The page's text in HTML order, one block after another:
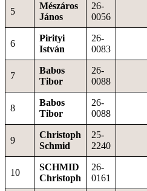
5
Mészáros
János
26-
0056
6
Pirityi
István
26-
0083
7
Babos
Tibor
26-
0088
8
Babos
Tibor
26-
0088
9
Christoph
Schmid
25-
2240
10
SCHMID
Christoph
26-
0161